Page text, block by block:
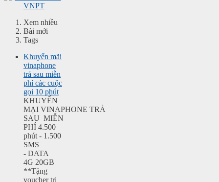
Xem nhiều
Bài mới
Tags
Khuyến mãi
vinaphone
trả sau miễn
phí các cuộc
gọi 10 phút
KHUYẾN
MẠI VINAPHONE TRẢ
SAU MIỄN
PHÍ 4.500
phút - 1.500
SMS
- DATA
4G 20GB
**Tặng
voucher trị